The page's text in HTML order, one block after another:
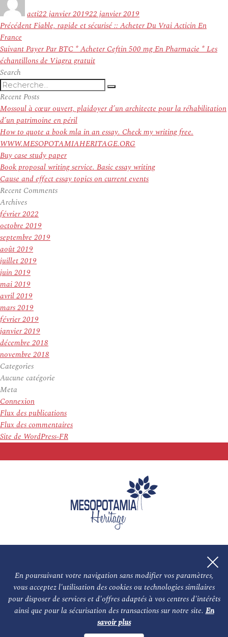
En poursuivant votre navigation sans modifier vos paramètres,
vous acceptez l'utilisation des cookies ou technologies similaires
pour disposer de services et d'offres adaptés à vos centres d'intérêts
ainsi que pour la sécurisation des transactions sur notre site.En
savoir plus
actile
22 janvier 201922 janvier 2019
Navigation
de
l’article
PrécédentArticle
Fiable, rapide et sécurisé :: Acheter Du Vrai Acticin En
France
SuivantArticle
suivant :
Payer Par BTC * Acheter Ceftin 500 mg En Pharmacie * Les
échantillons de Viagra gratuit
Search
Recherche
pour
:
Recherche
Recent Posts
Mossoul à cœur ouvert, plaidoyer d’un architecte pour la réhabilitation
d’un patrimoine en péril
How to quote a book mla in an essay. Check my writing free.
WWW.MESOPOTAMIAHERITAGE.ORG
Buy case study paper
Book proposal writing service. Basic essay writing
Cause and effect essay topics on current events
Recent Comments
Archives
février 2022
octobre 2019
septembre 2019
août 2019
juillet 2019
juin 2019
mai 2019
avril 2019
mars 2019
février 2019
janvier 2019
décembre 2018
novembre 2018
Categories
Aucune catégorie
Meta
Connexion
Flux des publications
Flux des commentaires
Site de WordPress-FR
L'association NOS PARTENAIRES
Le conseil scientifique et nos experts Les auteurs
Mentions légales Nous contacter